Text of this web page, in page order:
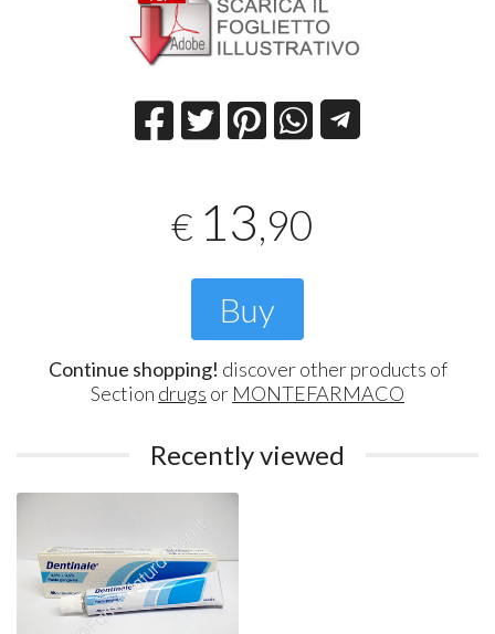
€ 13,90
Buy
Continue shopping! discover other products of
Section drugs or MONTEFARMACO
Recently viewed